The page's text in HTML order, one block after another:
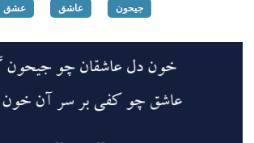
جیحون عاشق عشق